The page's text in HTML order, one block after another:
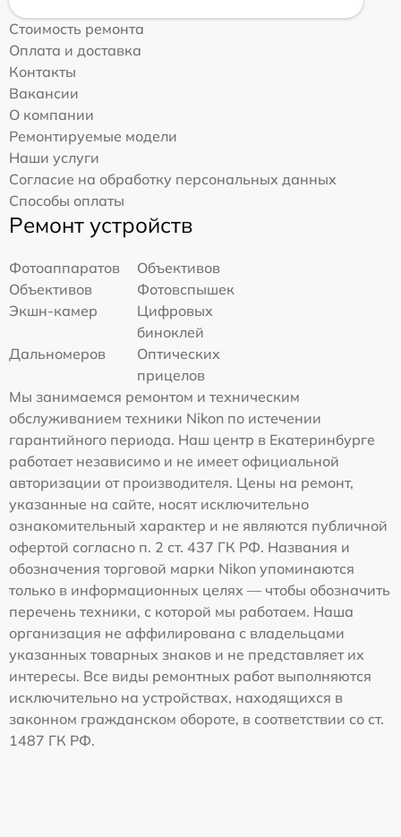
Стоимость ремонта
Оплата и доставка
Контакты
Вакансии
О компании
Ремонтируемые модели
Наши услуги
Согласие на обработку персональных данных
Способы оплаты
Ремонт устройств
Фотоаппаратов
Объективов
Объективов
Фотовспышек
Экшн-камер
Цифровых
биноклей
Дальномеров
Оптических
прицелов
Мы занимаемся ремонтом и техническим
обслуживанием техники Nikon по истечении
гарантийного периода. Наш центр в Екатеринбурге
работает независимо и не имеет официальной
авторизации от производителя. Цены на ремонт,
указанные на сайте, носят исключительно
ознакомительный характер и не являются публичной
офертой согласно п. 2 ст. 437 ГК РФ. Названия и
обозначения торговой марки Nikon упоминаются
только в информационных целях — чтобы обозначить
перечень техники, с которой мы работаем. Наша
организация не аффилирована с владельцами
указанных товарных знаков и не представляет их
интересы. Все виды ремонтных работ выполняются
исключительно на устройствах, находящихся в
законном гражданском обороте, в соответствии со ст.
1487 ГК РФ.